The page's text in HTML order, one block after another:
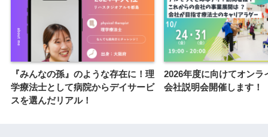
『みんなの孫』のような存在に！理
学療法士として病院からデイサービ
スを選んだリアル！
2026年度に向けてオンラ
会社説明会開催します！